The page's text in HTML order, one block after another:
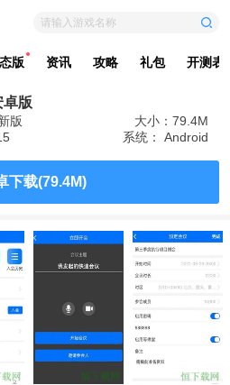
请输入游戏名称
版 资讯 攻略 礼包 开测表
版
版
大小：79.4M
系统： Android
下载(79.4M)